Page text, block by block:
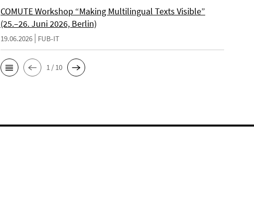
COMUTE Workshop “Making Multilingual Texts Visible”
(25.–26. Juni 2026, Berlin)
19.06.2026 FUB-IT
1 / 10